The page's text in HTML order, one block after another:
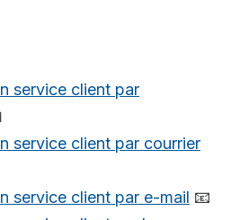
service client par
service client par courrier
service client par e-mail 📧